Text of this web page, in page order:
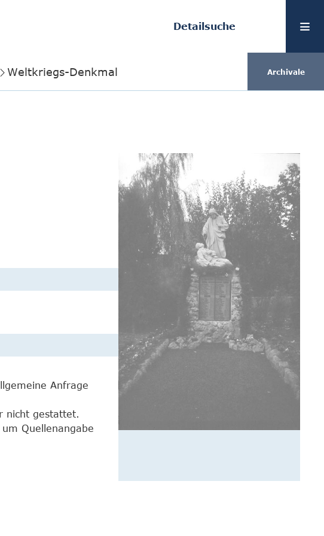
Detailsuche
Weltkriegs-Denkmal Archivale
Anfrage
nicht gestattet.
Quellenangabe